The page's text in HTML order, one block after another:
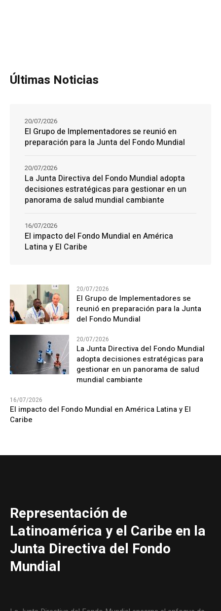
Últimas Noticias
El Grupo de Implementadores se reunió en
preparación para la Junta del Fondo Mundial
20/07/2026
La Junta Directiva del Fondo Mundial adopta
decisiones estratégicas para gestionar en un
panorama de salud mundial cambiante
20/07/2026
El impacto del Fondo Mundial en América
Latina y El Caribe
16/07/2026
20/07/2026
El Grupo de Implementadores se
reunió en preparación para la Junta
del Fondo Mundial
20/07/2026
La Junta Directiva del Fondo Mundial
adopta decisiones estratégicas para
gestionar en un panorama de salud
mundial cambiante
16/07/2026
El impacto del Fondo Mundial en América Latina y El
Caribe
Representación de
Latinoamérica y el Caribe en la
Junta Directiva del Fondo
Mundial